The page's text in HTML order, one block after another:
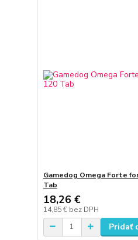
Gamedog Omega Forte
Tab
18,26 €
14,85 € bez DPH
Pridať